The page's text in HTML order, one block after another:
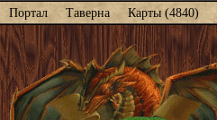
Портал Таверна Карты (4840)